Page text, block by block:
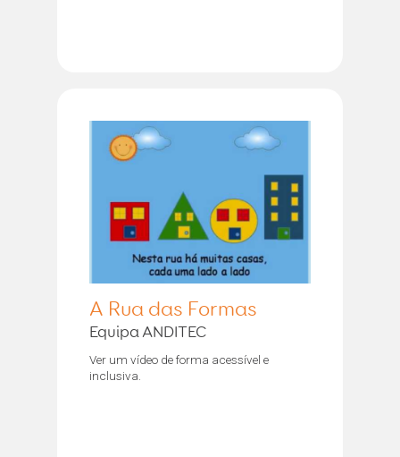
A Rua das Formas
Equipa ANDITEC
Ver um vídeo de forma acessível e
inclusiva.